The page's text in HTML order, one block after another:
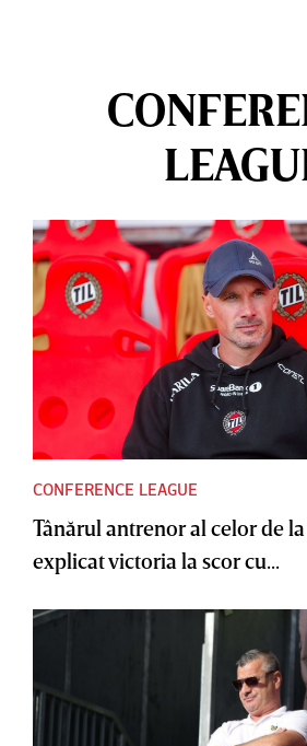
CONFERENCE LEAGUE
Tânărul antrenor al celor de
explicat victoria la scor cu...